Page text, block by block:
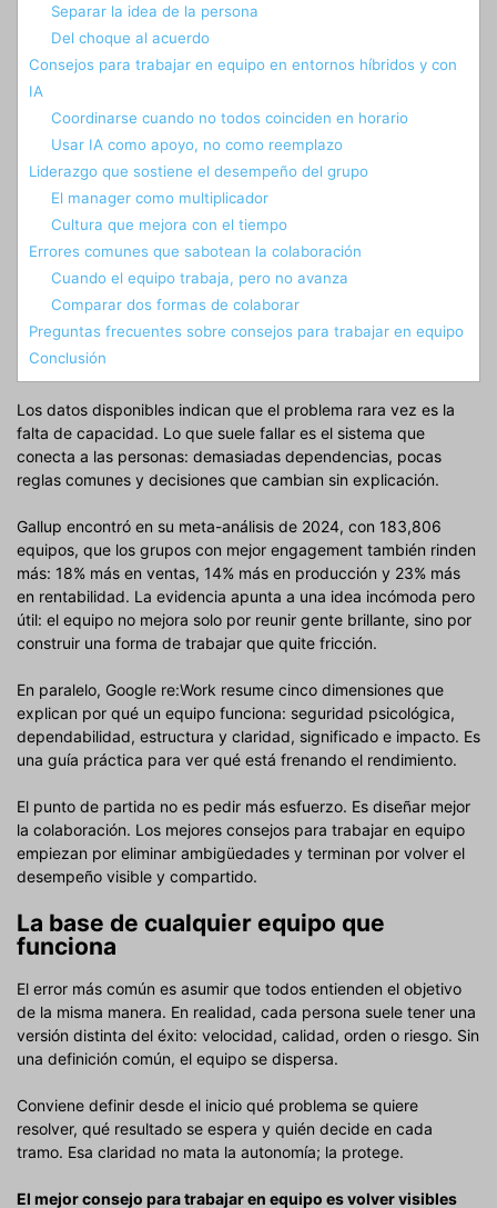
Separar la idea de la persona
Del choque al acuerdo
Consejos para trabajar en equipo en entornos híbridos y con
IA
Coordinarse cuando no todos coinciden en horario
Usar IA como apoyo, no como reemplazo
Liderazgo que sostiene el desempeño del grupo
El manager como multiplicador
Cultura que mejora con el tiempo
Errores comunes que sabotean la colaboración
Cuando el equipo trabaja, pero no avanza
Comparar dos formas de colaborar
Preguntas frecuentes sobre consejos para trabajar en equipo
Conclusión
Los datos disponibles indican que el problema rara vez es la
falta de capacidad. Lo que suele fallar es el sistema que
conecta a las personas: demasiadas dependencias, pocas
reglas comunes y decisiones que cambian sin explicación.
Gallup encontró en su meta-análisis de 2024, con 183,806
equipos, que los grupos con mejor engagement también rinden
más: 18% más en ventas, 14% más en producción y 23% más
en rentabilidad. La evidencia apunta a una idea incómoda pero
útil: el equipo no mejora solo por reunir gente brillante, sino por
construir una forma de trabajar que quite fricción.
En paralelo, Google re:Work resume cinco dimensiones que
explican por qué un equipo funciona: seguridad psicológica,
dependabilidad, estructura y claridad, significado e impacto. Es
una guía práctica para ver qué está frenando el rendimiento.
El punto de partida no es pedir más esfuerzo. Es diseñar mejor
la colaboración. Los mejores consejos para trabajar en equipo
empiezan por eliminar ambigüedades y terminan por volver el
desempeño visible y compartido.
La base de cualquier equipo que
funciona
El error más común es asumir que todos entienden el objetivo
de la misma manera. En realidad, cada persona suele tener una
versión distinta del éxito: velocidad, calidad, orden o riesgo. Sin
una definición común, el equipo se dispersa.
Conviene definir desde el inicio qué problema se quiere
resolver, qué resultado se espera y quién decide en cada
tramo. Esa claridad no mata la autonomía; la protege.
El mejor consejo para trabajar en equipo es volver visibles